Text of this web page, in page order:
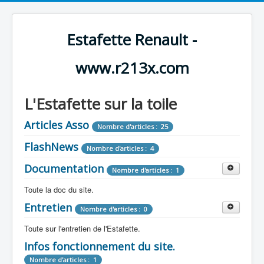
Estafette Renault -
www.r213x.com
L'Estafette sur la toile
Articles Asso Nombre d'articles : 25
FlashNews Nombre d'articles : 4
Documentation Nombre d'articles : 1
Toute la doc du site.
Revue de Presse Nombre d'articles : 9
Tous les articles que l'on a vu sur l'estafette !
Camping Car Nombre d'articles : 3
Entretien Nombre d'articles : 0
Toute sur l'entretien de l'Estafette.
Mécanique Nombre d'articles : 0
Infos fonctionnement du site.
Nombre d'articles : 1